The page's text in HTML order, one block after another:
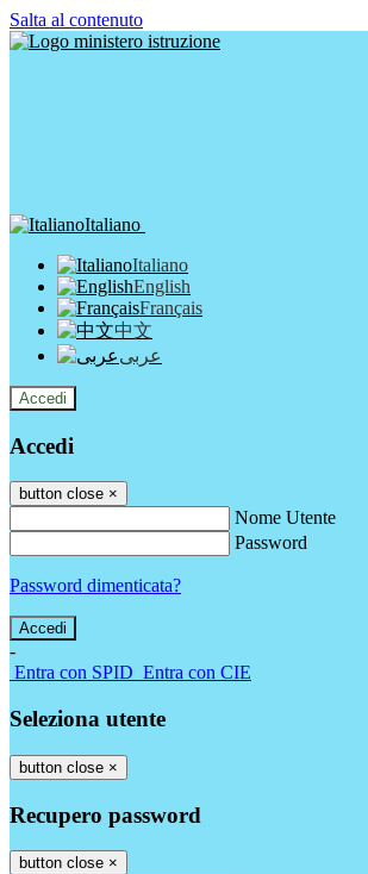
Salta al contenuto
Italiano
Italiano
English
Français
中文
عربى
Accedi
Accedi
button close ×
Nome Utente
Password
Password dimenticata?
-
Entra con SPID Entra con CIE
Seleziona utente
button close ×
Recupero password
button close ×